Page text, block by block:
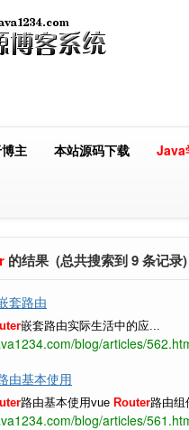
主 本站源码下载 Java
的结果 (总共搜索到 9 条记录)
套路由
嵌套路由实际生活中的应...
blog/articles/
由基本使用
路由基本使用vue Router路由组
blog/articles/